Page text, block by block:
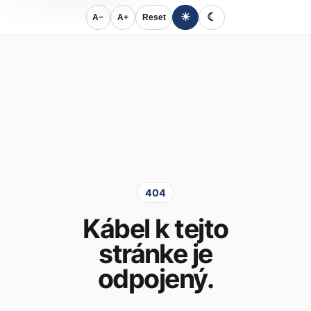
A− A+ Reset ☀ ☾
404
Kábel k tejto
stránke je
odpojený.